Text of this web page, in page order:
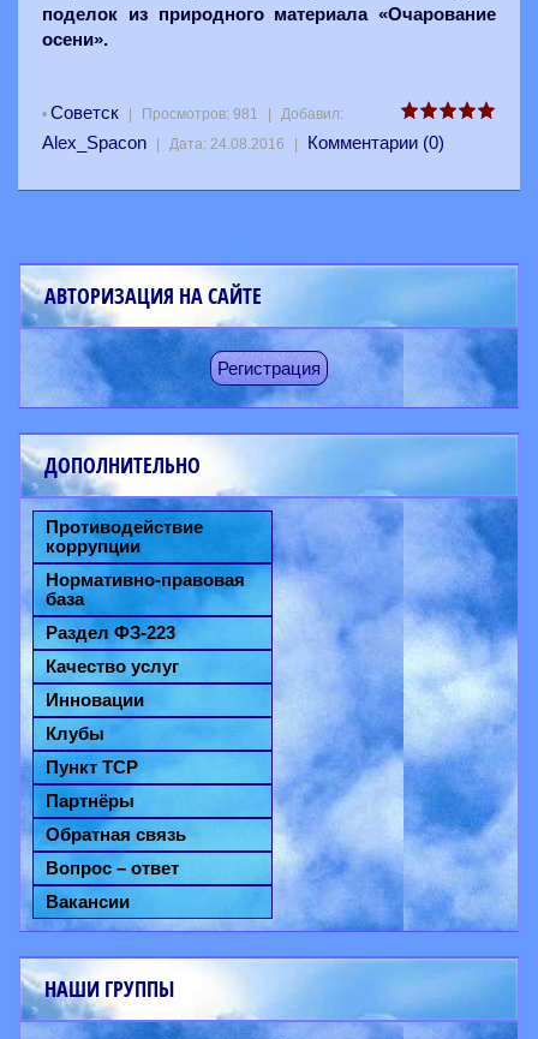
поделок из природного материала «Очарование
осени».
• Советск Просмотров: 981 Добавил:
Alex_Spacon Дата: 24.08.2016 Комментарии (0)
АВТОРИЗАЦИЯ НА САЙТЕ
Регистрация
ДОПОЛНИТЕЛЬНО
Противодействие
коррупции
Нормативно-правовая
база
Раздел ФЗ-223
Качество услуг
Инновации
Клубы
Пункт ТСР
Партнёры
Обратная связь
Вопрос – ответ
Вакансии
НАШИ ГРУППЫ